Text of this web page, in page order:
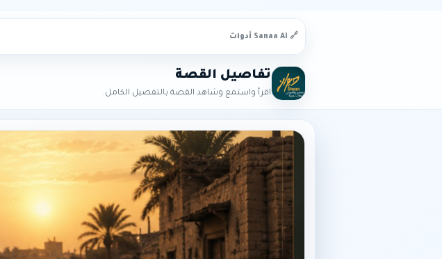
🔗 Sanaa AI أدوات
تفاصيل القصة
اقرأ واستمع وشاهد القصة بالتفصيل الكامل.